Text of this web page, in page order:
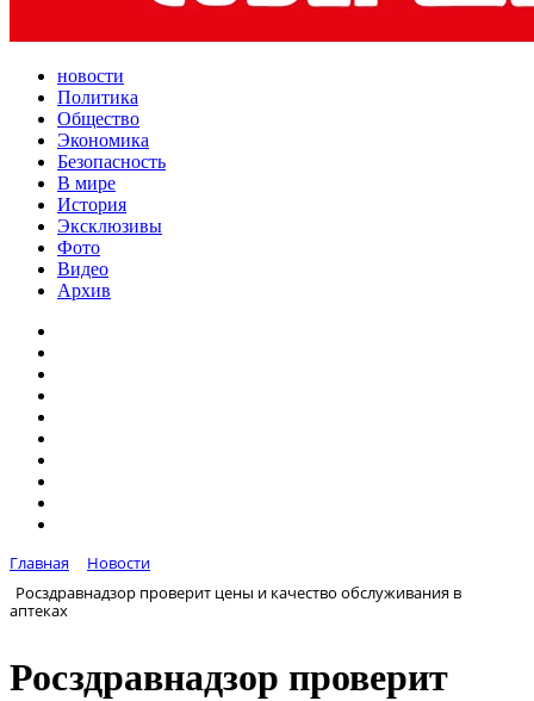
новости
Политика
Общество
Экономика
Безопасность
В мире
История
Эксклюзивы
Фото
Видео
Архив
Главная
Новости
Росздравнадзор проверит цены и качество обслуживания в
аптеках
Росздравнадзор проверит